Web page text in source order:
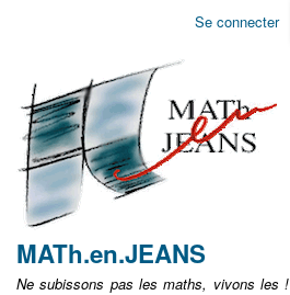
Aller
non
identifié
Se connecter
MATh.en.JEANS
Ne subissons pas les maths, vivons les !